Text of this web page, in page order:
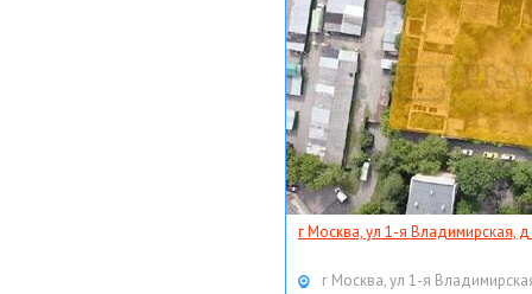
г Москва, ул 1-я Владимирская, д
г Москва, ул 1-я